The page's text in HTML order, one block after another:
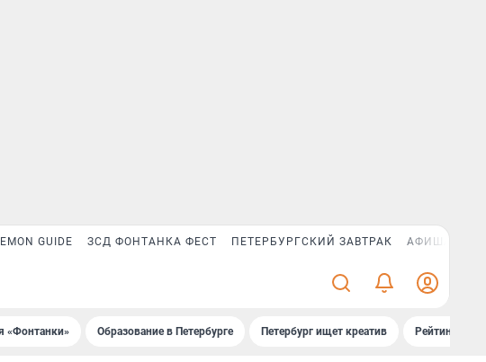
GUIDE ЗСД ФОНТАНКА ФЕСТ ПЕТЕРБУРГСКИЙ ЗАВТРАК АФИША PLUS
«Фонтанки» Образование в Петербурге Петербург ищет креатив Рейтинги